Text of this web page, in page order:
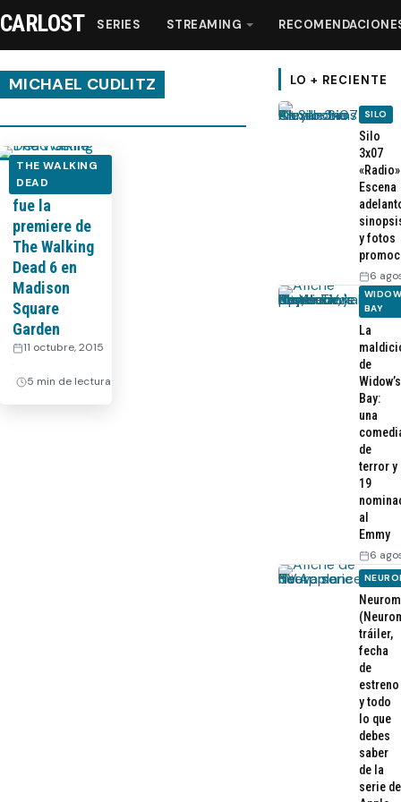
Streaming
Recomendaciones
Videos
Webisodios
CARLOST SERIES STREAMING
MICHAEL CUDLITZ
THE WALKING
DEAD
Videos: Así
fue la
premiere de
The Walking
Dead 6 en
Madison
Square
Garden
11 octubre, 2015
5 min de lectura
LO + RECIENTE
SILO
Silo
3x07
Escena
y fotos
6
BAY
La
de
Widow’s
Bay:
una
de
terror y
19
al
Emmy
6
tráiler,
fecha
de
estreno
y todo
lo que
debes
saber
de la
serie de